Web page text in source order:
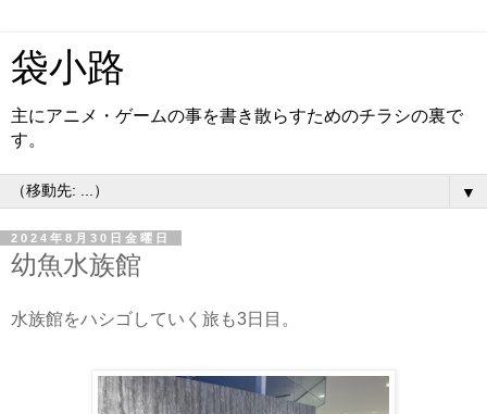
袋小路
主にアニメ・ゲームの事を書き散らすためのチラシの裏で
す。
▼
2024年8月30日金曜日
幼魚水族館
水族館をハシゴしていく旅も3日目。